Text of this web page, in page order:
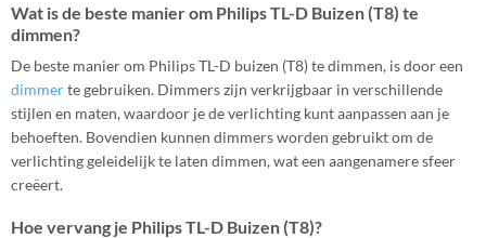
Wat is de beste manier om Philips TL-D Buizen (T8) te
dimmen?
De beste manier om Philips TL-D buizen (T8) te dimmen, is door een
dimmerte gebruiken. Dimmers zijn verkrijgbaar in verschillende
stijlen en maten, waardoor je de verlichting kunt aanpassen aan je
behoeften. Bovendien kunnen dimmers worden gebruikt om de
verlichting geleidelijk te laten dimmen, wat een aangenamere sfeer
creëert.
Hoe vervang je Philips TL-D Buizen (T8)?